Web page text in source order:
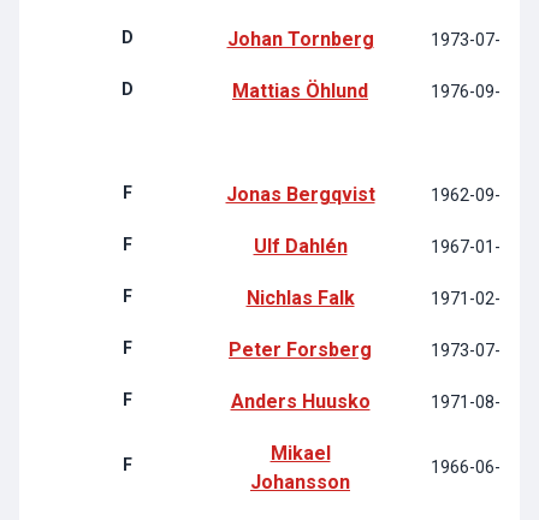
D Johan Tornberg 1973-07-12
D Mattias Öhlund 1976-09-09
F Jonas Bergqvist 1962-09-26
F Ulf Dahlén 1967-01-21
F Nichlas Falk 1971-02-03
F Peter Forsberg 1973-07-20
F Anders Huusko 1971-08-24
F
Mikael
Johansson
1966-06-12